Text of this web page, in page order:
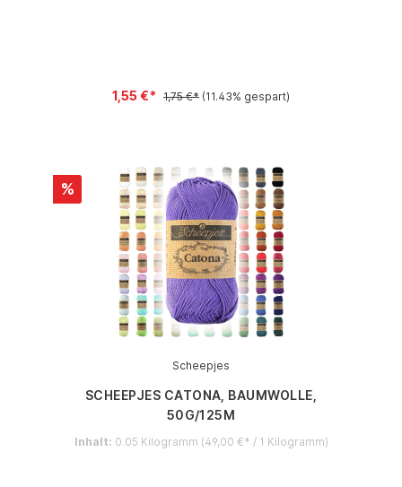
1,55 €* 1,75 €* (11.43% gespart)
%
Scheepjes
SCHEEPJES CATONA, BAUMWOLLE,
50G/125M
Inhalt: 0.05 Kilogramm (49,00 €* / 1 Kilogramm)